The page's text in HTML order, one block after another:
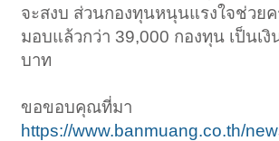
จะสงบ ส่วนกองทุนหนุนแรงใจช่วย
มอบแล้วกว่า 39,000 กองทุน เป็นเงิ
บาท
ขอขอบคุณที่มา
https://www.banmuang.co.th/